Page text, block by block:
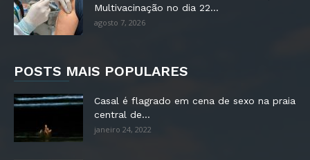
Multivacinação no dia 22...
agosto 7, 2026
POSTS MAIS POPULARES
Casal é flagrado em cena de sexo na praia
central de...
janeiro 24, 2022